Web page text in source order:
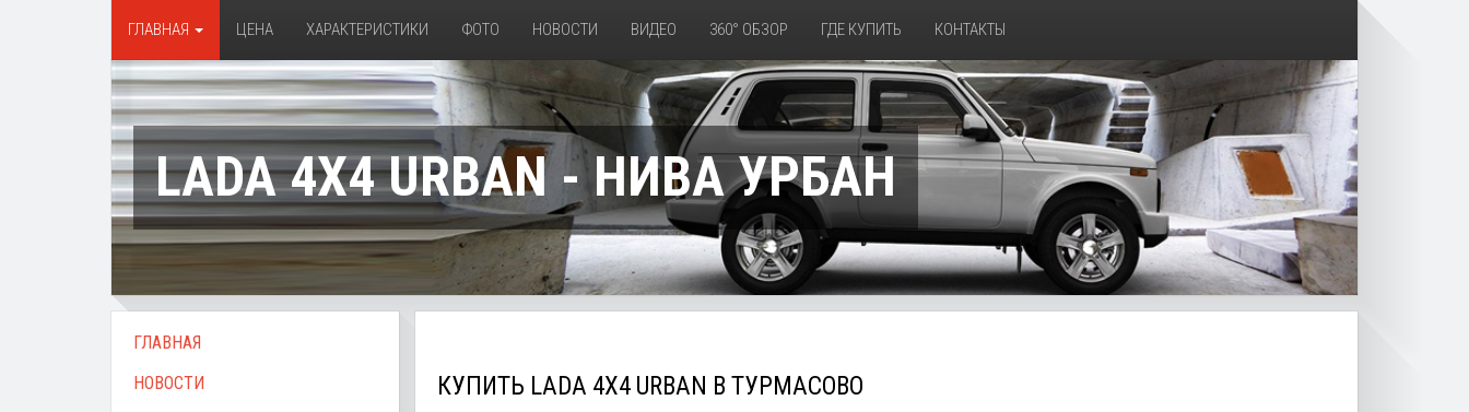
ГЛАВНАЯ ЦЕНА ХАРАКТЕРИСТИКИ ФОТО НОВОСТИ ВИДЕО 360° ОБЗОР ГДЕ КУПИТЬ КОНТАКТЫ
LADA 4X4 URBAN - НИВА УРБАН
ГЛАВНАЯ
НОВОСТИ
КУПИТЬ LADA 4X4 URBAN В ТУРМАСОВО